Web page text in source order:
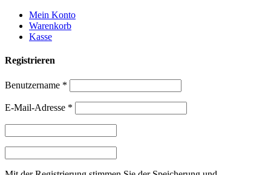
Weiter
zum
Inhalt
Mein Konto
Warenkorb
Kasse
Registrieren
Benutzername *
E-Mail-Adresse *